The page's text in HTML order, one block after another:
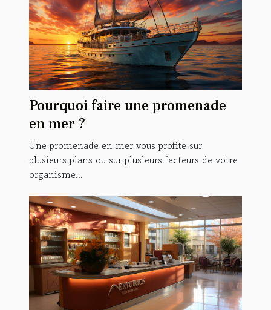
Pourquoi faire une promenade
en mer ?
Une promenade en mer vous profite sur
plusieurs plans ou sur plusieurs facteurs de votre
organisme...